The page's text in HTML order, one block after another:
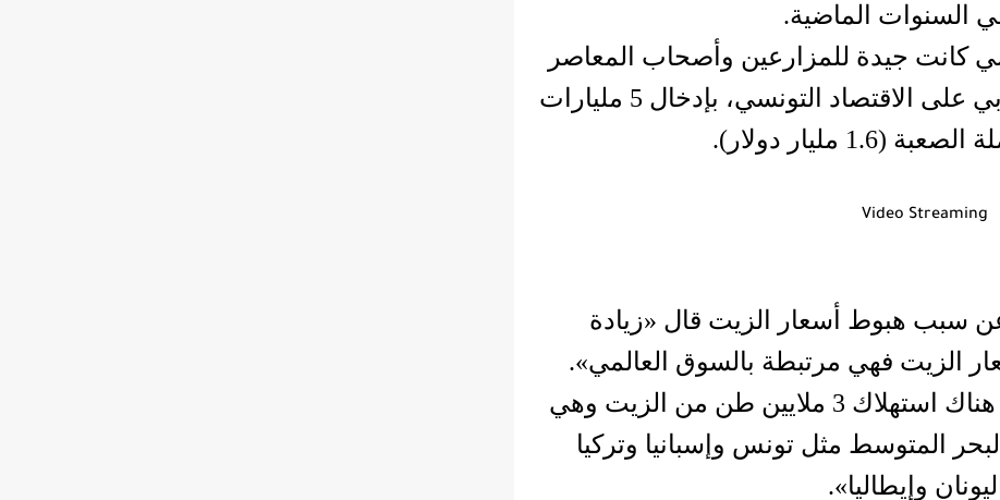
السنوات الماضية.
كانت جيدة للمزارعين وأصحاب المعاصر
والمُصدِّرين، وكان لها أثر إيجابي على الاقتصاد التونسي، بإدخال 5 مليارات
(1.6 مليار دولار).
Video Streaming
سبب هبوط أسعار الزيت قال «زيادة
الزيت فهي مرتبطة بالسوق العالمي».
وأضاف «على مستوى العالم هناك استهلاك 3 ملايين طن من الزيت وهي
المتوسط مثل تونس وإسبانيا وتركيا
وإيطاليا».